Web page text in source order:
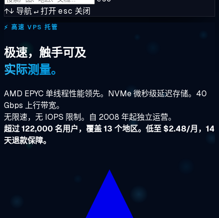
↑↓ 导航↵打开esc 关闭
⚡ 高速 VPS 托管
极速，触手可及
实际测量。
AMD EPYC 单线程性能领先。NVMe 微秒级延迟存储。40
Gbps 上行带宽。
无限速，无 IOPS 限制。自 2008 年起独立运营。
超过 122,000 名用户，覆盖 13 个地区。低至 $2.48/月，14
天退款保障。